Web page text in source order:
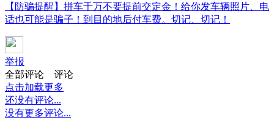
【防骗提醒】拼车千万不要提前交定金！给你发车辆照片、电
话也可能是骗子！到目的地后付车费。切记、切记！
举报
全部评论
评论
点击加载更多
还没有评论...
没有更多评论...